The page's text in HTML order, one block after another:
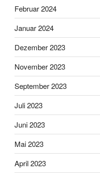
Februar 2024
Januar 2024
Dezember 2023
November 2023
September 2023
Juli 2023
Juni 2023
Mai 2023
April 2023